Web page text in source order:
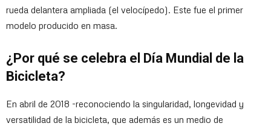
rueda delantera ampliada (el velocípedo). Este fue el primer
modelo producido en masa.
¿Por qué se celebra el Día Mundial de la
Bicicleta?
En abril de 2018 -reconociendo la singularidad, longevidad y
versatilidad de la bicicleta, que además es un medio de